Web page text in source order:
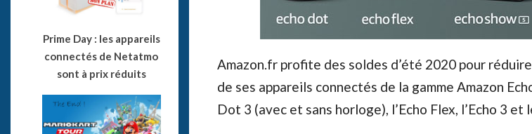
Amazon.fr profite des soldes d’été 2020 pour
de ses appareils connectés de la gamme Amazon
Dot 3 (avec et sans horloge), l’Echo Flex, l’Echo 3 et
Prime Day : les appareils
connectés de Netatmo
sont à prix réduits